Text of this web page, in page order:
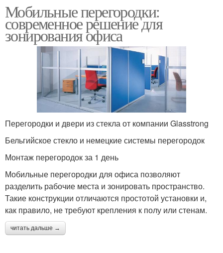
Мобильные перегородки:
современное решение для
зонирования офиса
Перегородки и двери из стекла от компании Glasstrong
Бельгийское стекло и немецкие системы перегородок
Монтаж перегородок за 1 день
Мобильные перегородки для офиса позволяют
разделить рабочие места и зонировать пространство.
Такие конструкции отличаются простотой установки и,
как правило, не требуют крепления к полу или стенам.
читать дальше →